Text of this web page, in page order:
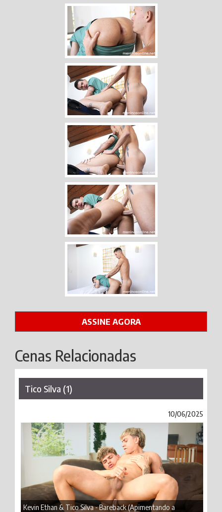
ASSINE AGORA
Cenas Relacionadas
Tico Silva (1)
10/06/2025
Kevin Ethan & Tico Silva - Bareback (Apimentando a